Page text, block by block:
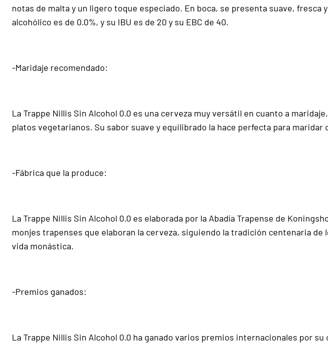
notas de malta y un ligero toque especiado. En boca, se presenta suave,
alcohólico es de 0.0%, y su IBU es de 20 y su EBC de 40.
-Maridaje recomendado:
La Trappe Nillis Sin Alcohol 0.0 es una cerveza muy versátil en cuanto a
platos vegetarianos. Su sabor suave y equilibrado la hace perfecta para
-Fábrica que la produce:
La Trappe Nillis Sin Alcohol 0.0 es elaborada por la Abadía Trapense de
monjes trapenses que elaboran la cerveza, siguiendo la tradición centenaria
vida monástica.
-Premios ganados:
La Trappe Nillis Sin Alcohol 0.0 ha ganado varios premios internacionales por